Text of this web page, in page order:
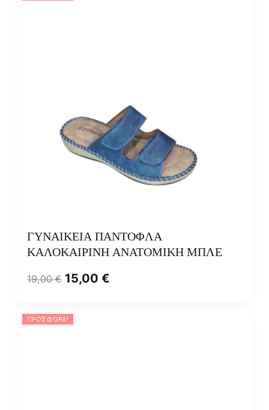
ΓΥΝΑΙΚΕΙΑ ΠΑΝΤΟΦΛΑ
ΚΑΛΟΚΑΙΡΙΝΗ ΑΝΑΤΟΜΙΚΗ ΜΠΛΕ
19,00€ 15,00 €
ΠΡΟΣΦΟΡΆ!